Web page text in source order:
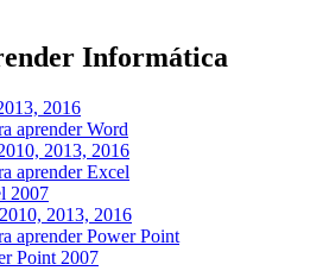
Informática
2016
aprender Word
2013, 2016
aprender Excel
2007
2013, 2016
aprender Power Point
Point 2007